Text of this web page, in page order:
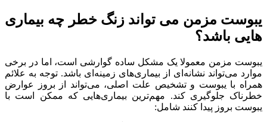
یبوست مزمن می تواند زنگ خطر چه بیماری
هایی باشد؟
یبوست مزمن معمولا یک مشکل ساده گوارشی است، اما در برخی
موارد می‌تواند نشانه‌ای از بیماری‌های زمینه‌ای باشد. توجه به علائم
همراه با یبوست و تشخیص علت اصلی، می‌تواند از بروز عوارض
خطرناک جلوگیری کند. مهم‌ترین بیماری‌هایی که ممکن است با
یبوست بروز پیدا کنند شامل: